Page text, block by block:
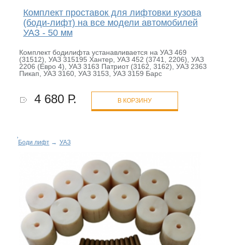
Комплект проставок для лифтовки кузова
(боди-лифт) на все модели автомобилей
УАЗ - 50 мм
Комплект бодилифта устанавливается на УАЗ 469
(31512), УАЗ 315195 Хантер, УАЗ 452 (3741, 2206), УАЗ
2206 (Евро 4), УАЗ 3163 Патриот (3162, 3162), УАЗ 2363
Пикап, УАЗ 3160, УАЗ 3153, УАЗ 3159 Барс
4 680 Р. В КОРЗИНУ
Боди лифт→ УАЗ